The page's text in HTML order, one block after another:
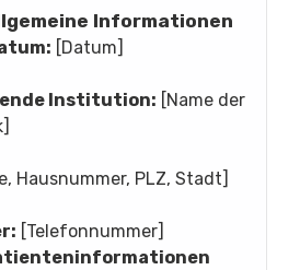
Informationen
[Datum]
Institution: [Name der
Hausnummer, PLZ, Stadt]
[Telefonnummer]